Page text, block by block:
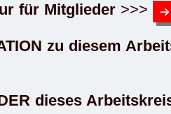
für Mitglieder >>>
zu diesem
dieses